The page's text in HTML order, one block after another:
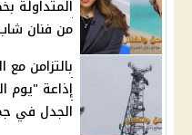
المتداولة
من فنان
بالتزامن مع
إذاعة "يوم
الجدل في